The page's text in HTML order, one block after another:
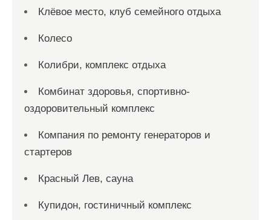
Клёвое место, клуб семейного отдыха
Колесо
Колибри, комплекс отдыха
Комбинат здоровья, спортивно-
оздоровительный комплекс
Компания по ремонту генераторов и
стартеров
Красный Лев, сауна
Купидон, гостиничный комплекс